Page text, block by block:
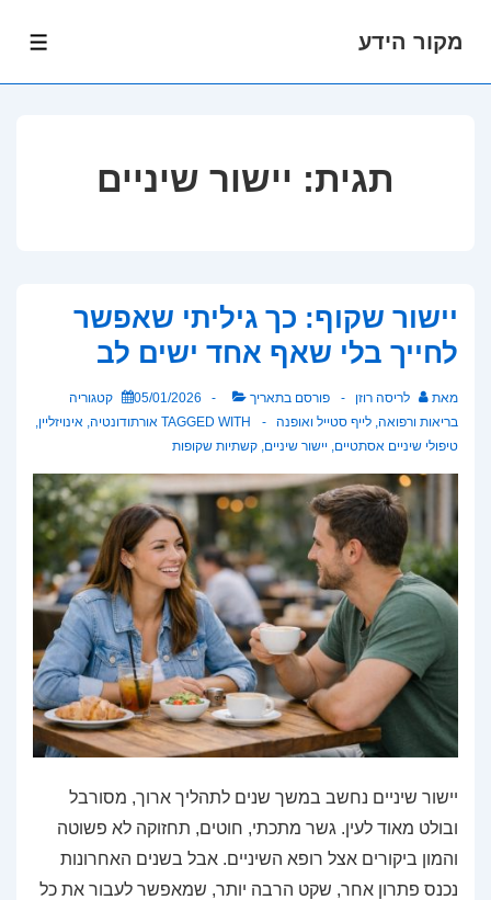
מקור הידע
תגית: יישור שיניים
יישור שקוף: כך גיליתי שאפשר
לחייך בלי שאף אחד ישים לב
מאת לריסה רוזן פורסם בתאריך 05/01/2026
קטגוריה
בריאות ורפואה, לייף סטייל ואופנה TAGGED WITH אורתודונטיה, אינויזליין,
טיפולי שיניים אסתטיים, יישור שיניים, קשתיות שקופות
יישור שיניים נחשב במשך שנים לתהליך ארוך, מסורבל
ובולט מאוד לעין. גשר מתכתי, חוטים, תחזוקה לא פשוטה
והמון ביקורים אצל רופא השיניים. אבל בשנים האחרונות
נכנס פתרון אחר, שקט הרבה יותר, שמאפשר לעבור את כל